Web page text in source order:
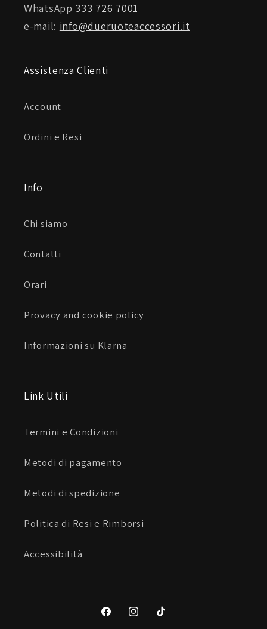
WhatsApp 333 726 7001
e-mail: info@dueruoteaccessori.it
Assistenza Clienti
Account
Ordini e Resi
Info
Chi siamo
Contatti
Orari
Provacy and cookie policy
Informazioni su Klarna
Link Utili
Termini e Condizioni
Metodi di pagamento
Metodi di spedizione
Politica di Resi e Rimborsi
Accessibilità
FacebookInstagramTikTok